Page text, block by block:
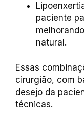
paciente
natural.
Essas
cirurgião, com
desejo da
técnicas.